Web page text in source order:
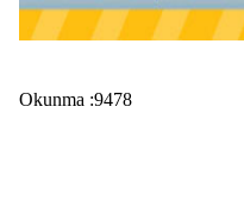
Okunma :9478